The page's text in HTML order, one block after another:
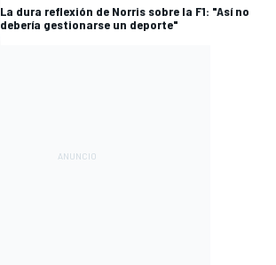
La dura reflexión de Norris sobre la F1: "Así no
debería gestionarse un deporte"